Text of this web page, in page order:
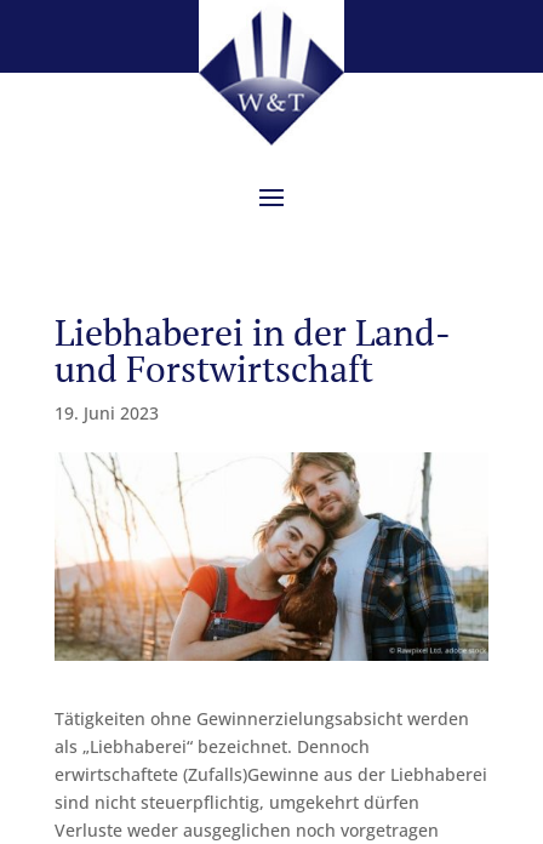
Liebhaberei in der Land-
und Forstwirtschaft
19. Juni 2023
Tätigkeiten ohne Gewinnerzielungsabsicht werden
als „Liebhaberei“ bezeichnet. Dennoch
erwirtschaftete (Zufalls)Gewinne aus der Liebhaberei
sind nicht steuerpflichtig, umgekehrt dürfen
Verluste weder ausgeglichen noch vorgetragen